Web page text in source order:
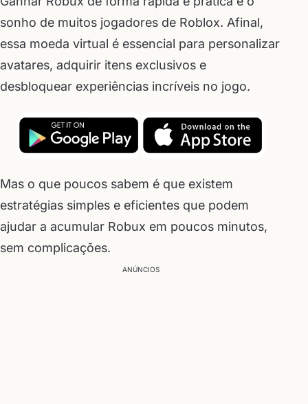
sonho de muitos jogadores de Roblox. Afinal,
essa moeda virtual é essencial para personalizar
avatares, adquirir itens exclusivos e
desbloquear experiências incríveis no jogo.
Mas o que poucos sabem é que existem
estratégias simples e eficientes que podem
ajudar a acumular Robux em poucos minutos,
sem complicações.
ANÚNCIOS